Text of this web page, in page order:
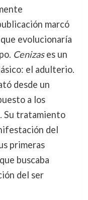
marcó
evolucionaría
Cenizases un
el adulterio.
desde un
a los
Su tratamiento
del
primeras
buscaba
del ser